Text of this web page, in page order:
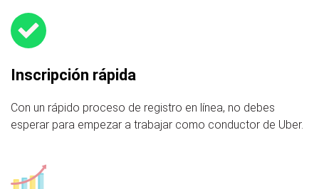
Inscripción rápida
Con un rápido proceso de registro en línea, no debes
esperar para empezar a trabajar como conductor de Uber.